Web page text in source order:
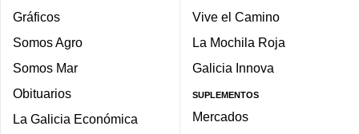
Gráficos
Somos Agro
Somos Mar
Obituarios
La Galicia Económica
Vive el Camino
La Mochila Roja
Galicia Innova
SUPLEMENTOS
Mercados